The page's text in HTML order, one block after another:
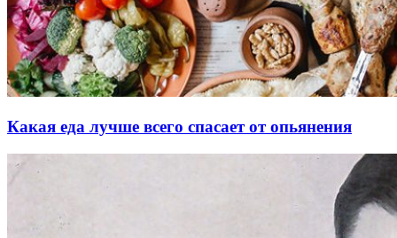
Какая еда лучше всего спасает от опьянения